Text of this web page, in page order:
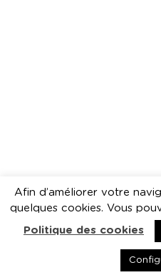
Afin d’améliorer votre
quelques cookies. Vous
Politique des cookies